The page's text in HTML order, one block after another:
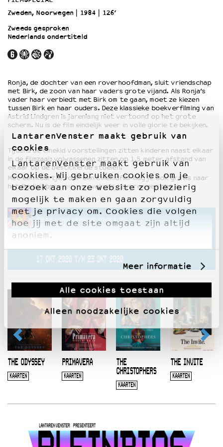
LantarenVenster maakt gebruik van
cookies
LantarenVenster maakt gebruik van
cookies. Wij gebruiken cookies om je
bezoek aan onze website zo plezierig
mogelijk te maken en gaan zorgvuldig
met je privacy om. Cookies die volgen
hoe jij met de site omgaat zijn altijd
anoniem.
Meer informatie
Alle cookies toestaan
Alleen noodzakelijke cookies
OVER LANTARENVENSTER
Wat we doen
Werken bij
Wie is wie
Historie
Partners
Huisregels
Privacyverklaring
Integriteits- en gedragscode
Duurzaamheid
Culturele boycot Israël
Ruimte voor artistieke vrijheid – VNPF
Zweden, Noorwegen
1984
126’
Zweeds gesproken
Nederlands ondertiteld
Ronja, de dochter van een roverhoofdman, sluit vriendschap
met Birk, de zoon van haar vaders grote vijand. Als Ronja’s
vader haar verbiedt met Birk om te gaan, moet ze kiezen
tussen Birk en haar ouders. Deze klassieke boekverfilming van
Astrid Lindgren is jarenlang niet vertoond op het grote
scherm. Nu is de film eindelijk weer in volle glorie te bekijken.
Tijdens de Cinekid voorstellingen zitten kinderen naast elkaar
in de filmzaal; volwassenen zitten op 1,5 meter afstand van
elkaar op de bestickerde stoelen.
Met een kaartje voor een Cinekidfilm mag je ook gratis naar
het Medialab;reserveerwel van tevoren een plekje.
Deze voorstelling hoort bij
17 OKT 2020 T/M 23 OKT 2020
THE ODYSSEY
KAARTEN
PRIMAVERA
KAARTEN
THE
CHRISTOPHERS
KAARTEN
THE INVITE
KAARTEN